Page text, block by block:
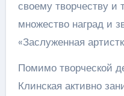
своему творчеству и
множество наград и
«Заслуженная
Помимо творческой
Клинская активно